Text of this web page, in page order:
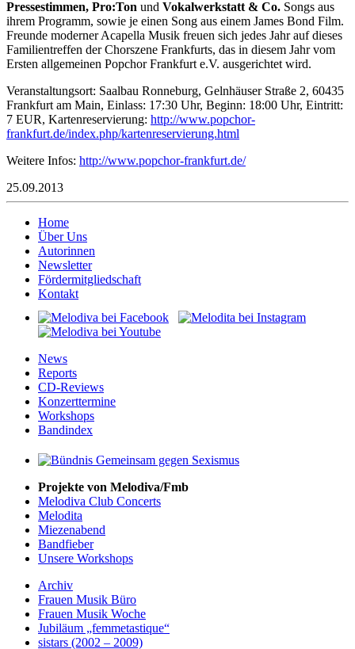
Pressestimmen, Pro:Ton und Vokalwerkstatt & Co. Songs aus
ihrem Programm, sowie je einen Song aus einem James Bond Film.
Freunde moderner Acapella Musik freuen sich jedes Jahr auf dieses
Familientreffen der Chorszene Frankfurts, das in diesem Jahr vom
Ersten allgemeinen Popchor Frankfurt e.V. ausgerichtet wird.
Veranstaltungsort: Saalbau Ronneburg, Gelnhäuser Straße 2, 60435
Frankfurt am Main, Einlass: 17:30 Uhr, Beginn: 18:00 Uhr, Eintritt:
7 EUR, Kartenreservierung: http://www.popchor-
frankfurt.de/index.php/kartenreservierung.html
Weitere Infos: http://www.popchor-frankfurt.de/
25.09.2013
Home
Über Uns
Autorinnen
Newsletter
Fördermitgliedschaft
Kontakt
News
Reports
CD-Reviews
Konzerttermine
Workshops
Bandindex
Projekte von Melodiva/Fmb
Melodiva Club Concerts
Melodita
Miezenabend
Bandfieber
Unsere Workshops
Archiv
Frauen Musik Büro
Frauen Musik Woche
Jubiläum „femmetastique“
sistars (2002 – 2009)